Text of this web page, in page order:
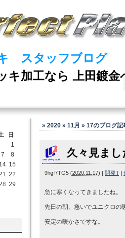
スタッフブログ
キ加工なら 上田鍍金
» 2020 » 11月 » 17のブログ記
久々見まし
9hgf7TG5 (2020.11.17) | 開発T |
急に寒くなってきましたね。
先日の朝、急いでユニクロの
安定の暖かさですな。
日
1
7
8
14 15
22
29